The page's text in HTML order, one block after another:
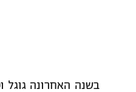
בשנה האחרונה גוגל